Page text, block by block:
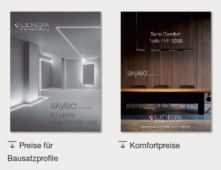
Preise für
Bausatzprofile
Komfortpreise